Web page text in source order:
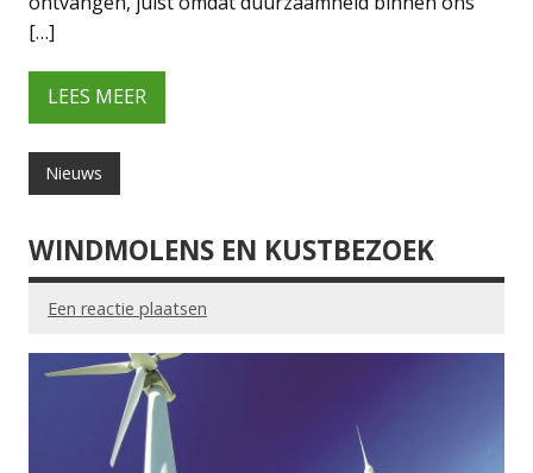
[…]
LEES MEER
Nieuws
WINDMOLENS EN KUSTBEZOEK
Een reactie plaatsen